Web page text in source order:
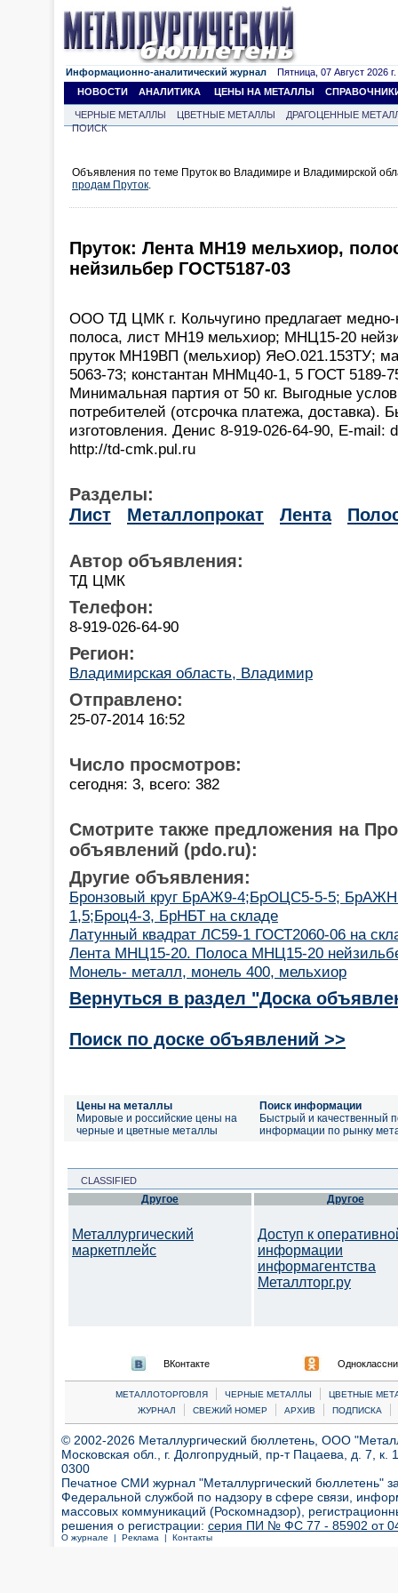
Информационно-аналитический журнал Пятница, 07 Август 2026 г.
НОВОСТИ
АНАЛИТИКА ЦЕНЫ НА МЕТАЛЛЫ
ЧЕРНЫЕ МЕТАЛЛЫ ЦВЕТНЫЕ МЕТАЛЛЫ
ДРАГОЦЕННЫЕ
ПОИСК
Объявления по теме Пруток во Владимире и Владимирской
продам Пруток.
Пруток: Лента МН19 мельхиор,
нейзильбер ГОСТ5187-03
ООО ТД ЦМК г. Кольчугино предлагает медно-
полоса, лист МН19 мельхиор; МНЦ15-20
пруток МН19ВП (мельхиор) ЯеО.021.153ТУ;
5063-73; константан МНМц40-1, 5 ГОСТ 5189-
Минимальная партия от 50 кг. Выгодные
потребителей (отсрочка платежа, доставка).
изготовления. Денис 8-919-026-64-90, Е-mail:
http://td-cmk.pul.ru
Разделы:
Лист
Металлопрокат Лента
Автор объявления:
ТД ЦМК
Телефон:
8-919-026-64-90
Регион:
Владимирская область, Владимир
Отправлено:
25-07-2014 16:52
Число просмотров:
сегодня: 3, всего: 382
Смотрите также предложения на
объявлений (pdo.ru):
Другие объявления:
Бронзовый круг БрАЖ9-4;БрОЦС5-5-5;
1,5;Броц4-3, БрНБТ на складе
Латунный квадрат ЛС59-1 ГОСТ2060-06 на
Лента МНЦ15-20. Полоса МНЦ15-20
Монель- металл, монель 400, мельхиор
Вернуться в раздел "Доска
Поиск по доске объявлений >>
Цены на металлы
Мировые и российские цены на
черные и цветные металлы
Поиск информации
Быстрый и качественный
информации по рынку
CLASSIFIED
Другое
Металлургический
маркетплейс
Другое
Доступ к
информации
информагентства
Металлторг.ру
ВКонтакте
МЕТАЛЛОТОРГОВЛЯ | ЧЕРНЫЕ МЕТАЛЛЫ |
ЦВЕТНЫЕ
ЖУРНАЛ
| СВЕЖИЙ НОМЕР | АРХИВ | ПОДПИСКА |
© 2002-2026 Металлургический бюллетень, ООО
Московская обл., г. Долгопрудный, пр-т Пацаева, д. 7,
0300
Печатное СМИ журнал "Металлургический бюллетень"
Федеральной службой по надзору в сфере связи,
массовых коммуникаций (Роскомнадзор),
решения о регистрации: серия ПИ № ФС 77 - 85902 от 04
О журнале | Реклама | Контакты